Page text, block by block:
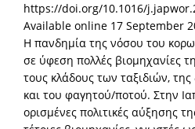
Services
Publications
Annual Reports
Publications for R&D Metrics &
https://doi.org/10.1016/
Available online 17 September
Η πανδημία της νόσου του
σε ύφεση πολλές βιομηχανίες
τους κλάδους των ταξιδιών,
και του φαγητού/ποτού. Στην
ορισμένες πολιτικές αύξησης